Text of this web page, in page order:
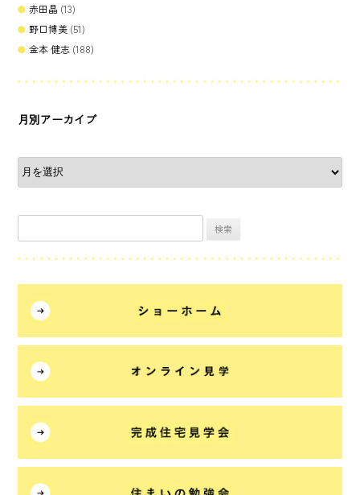
赤田晶 (13)
野口博美 (51)
金本 健志 (188)
月別アーカイブ